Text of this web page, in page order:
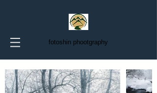
fotoshin phootgraphy